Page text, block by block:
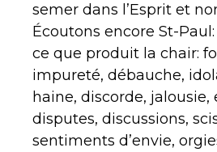
semer dans l’Esprit et
Écoutons encore St-
ce que produit la chair:
impureté, débauche,
haine, discorde,
disputes, discussions,
sentiments d’envie,